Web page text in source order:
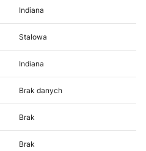
Indiana
Stalowa
Indiana
Brak danych
Brak
Brak